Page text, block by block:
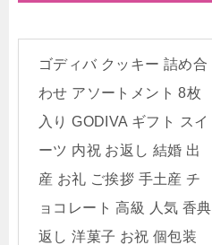
ゴディバ クッキー 詰め合
わせ アソートメント 8枚
入り GODIVA ギフト スイ
ーツ 内祝 お返し 結婚 出
産 お礼 ご挨拶 手土産 チ
ョコレート 高級 人気 香典
返し 洋菓子 お祝 個包装